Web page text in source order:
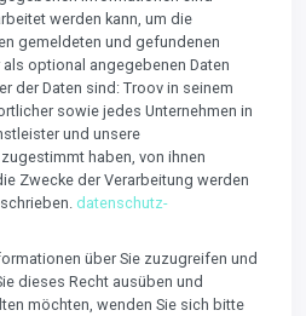
werden kann, um die
gemeldeten und gefundenen
optional angegebenen Daten
der Daten sind: Troov in seinem
sowie jedes Unternehmen in
und unsere
haben, von ihnen
Zwecke der Verarbeitung werden
datenschutz-
über Sie zuzugreifen und
dieses Recht ausüben und
möchten, wenden Sie sich bitte